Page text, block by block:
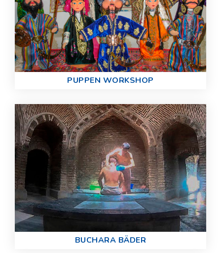
PUPPEN WORKSHOP
BUCHARA BÄDER